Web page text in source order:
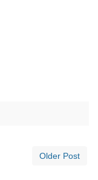
Older Post